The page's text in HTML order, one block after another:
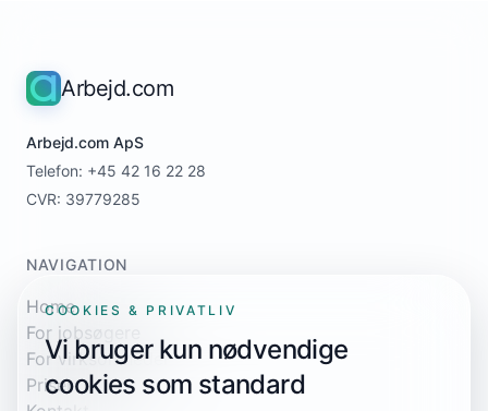
Arbejd.com
Arbejd.com ApS
Telefon: +45 42 16 22 28
CVR: 39779285
NAVIGATION
Home
For jobsøgere
For virksomheder
Priser
COOKIES & PRIVATLIV
Vi bruger kun nødvendige
cookies som standard